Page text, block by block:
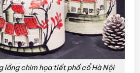
lồng chim họa tiết phố cổ Hà Nội